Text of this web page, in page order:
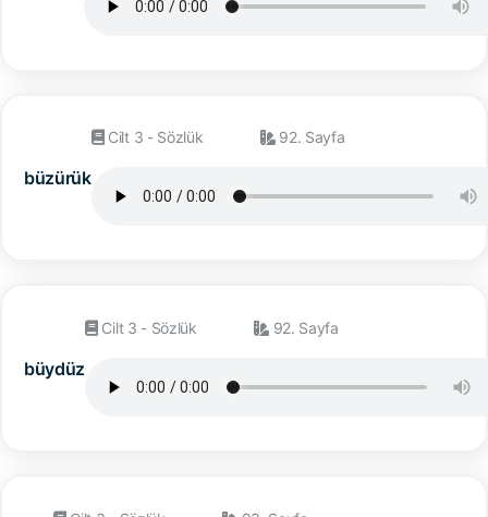
büzürük
Cilt 3 - Sözlük 92. Sayfa
büydüz
Cilt 3 - Sözlük 92. Sayfa